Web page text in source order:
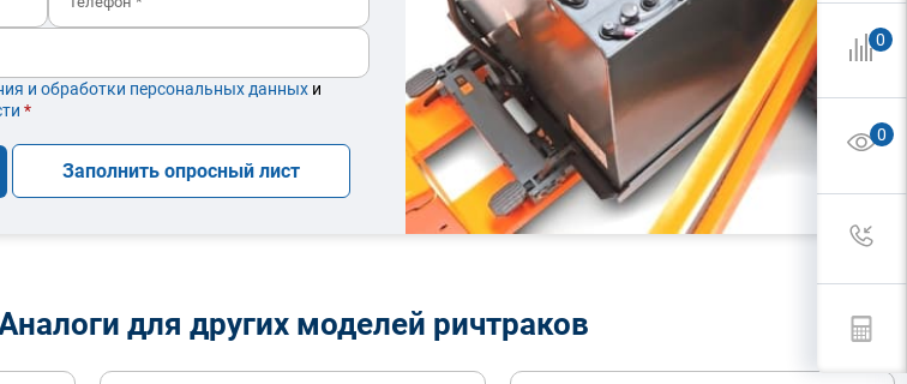
и обработки персональных данных и
*
Заполнить опросный лист
для других моделей ричтраков
0
0